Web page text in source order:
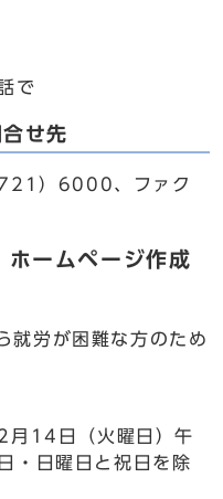
で
せ先
）6000、ファク
ームページ作成
就労が困難な方のため
14日（火曜日）午
・日曜日と祝日を除